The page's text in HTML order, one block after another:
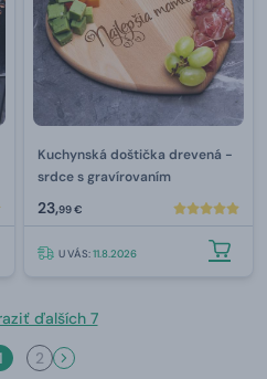
Kuchynská doštička drevená -
srdce s gravírovaním
23,99 €
U VÁS:11.8.2026
ďalších 7
2